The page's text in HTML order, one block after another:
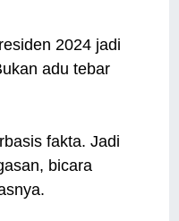
2024 jadi
adu tebar
fakta. Jadi
bicara